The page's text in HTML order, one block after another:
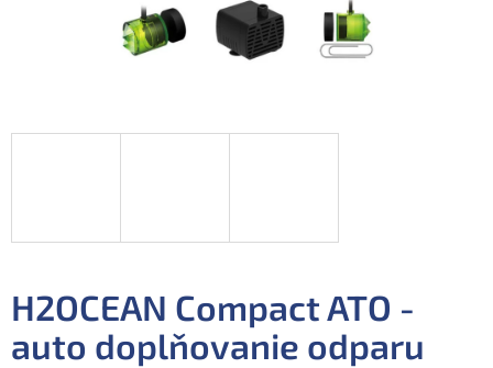
H2OCEAN Compact ATO -
auto doplňovanie odparu